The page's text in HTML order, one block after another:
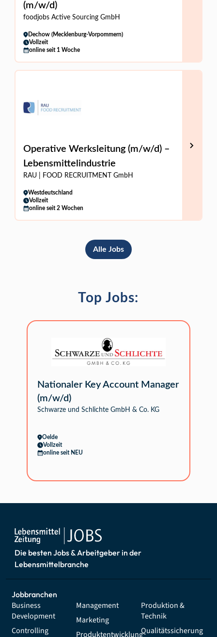
(m/w/d)
foodjobs Active Sourcing GmbH
Dechow (Mecklenburg-Vorpommern)
Vollzeit
online seit 1 Woche
Operative Werksleitung (m/w/d) –
Lebensmittelindustrie
RAU | FOOD RECRUITMENT GmbH
Westdeutschland
Vollzeit
online seit 2 Wochen
Alle Jobs
Top Jobs:
Nationaler Key Account Manager
(m/w/d)
Schwarze und Schlichte GmbH & Co. KG
Oelde
Vollzeit
online seit NEU
Die besten Jobs & Arbeitgeber in der
Lebensmittelbranche
Jobbranchen
Business
Development
Controlling
Management
Marketing
Produktentwicklung
Produktion &
Technik
Qualitätssicherung